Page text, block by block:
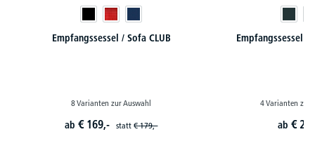
Empfangssessel / Sofa CLUB
8 Varianten zur Auswahl
ab€ 169,- statt€ 179,-
Empfangssessel /
4 Varianten zur
ab€